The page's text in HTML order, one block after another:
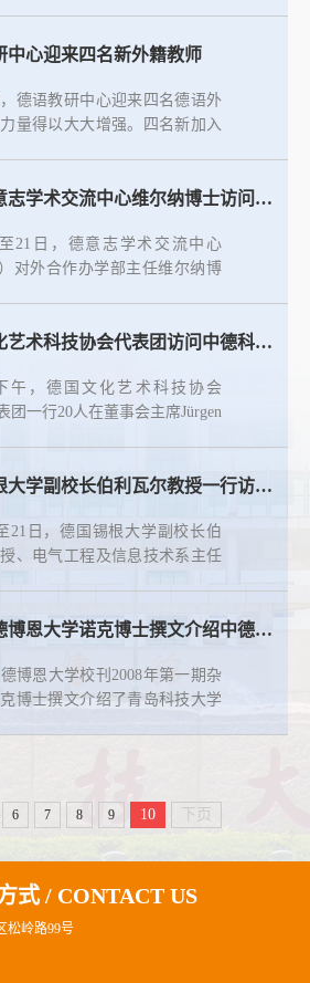
环节。 《基于环保的生产过
中心迎来四名新外籍教师
德语教研中心迎来四名德语外
量得以大大增强。四名新加入
富。Jens Junaedy是汉语语言文
德国德意志学术交流中心维尔纳博士访问我校
21日，德意志学术交流中心
）对外合作办学部主任维尔纳博
驻中德科技学院德语教学专家
德国文化艺术科技协会代表团访问中德科技学院
午，德国文化艺术科技协会
团一行20人在董事会主席Jürgen
教授一行来访表示热烈欢
德国锡根大学副校长伯利瓦尔教授一行访问中德科技学院
21日，德国锡根大学副校长伯
、电气工程及信息技术系主任
。 青岛科技大学校长马连湘教
德国帕德博恩大学诺克博士撰文介绍中德科技学院
博恩大学校刊2008年第一期杂
博士撰文介绍了青岛科技大学
6 7 8 9 10 下页
式 / CONTACT US
松岭路99号